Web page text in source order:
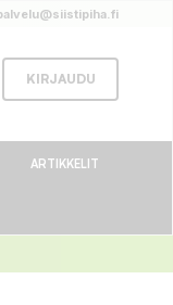
KIRJAUDU
ARTIKKELIT